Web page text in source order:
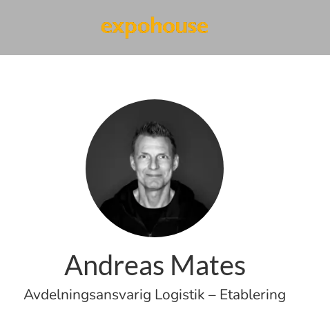
Andreas Mates
Avdelningsansvarig Logistik – Etablering